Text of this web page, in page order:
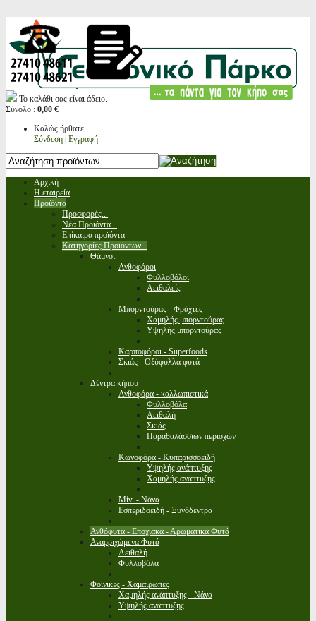
Το καλάθι σας είναι άδειο.
Σύνολο : 0,00 €
Καλώς ήρθατε
Σύνδεση | Εγγραφή
Αρχική
Η εταιρεία
Προϊόντα
Προσφορές...
Νέα Προϊόντα...
Επίκαιρα προϊόντα
Κατηγορίες Προϊόντων...
Θάμνοι
Ανθοφόροι
Φυλλοβόλοι
Αειθαλείς
Μπορντούρας - Φράχτες
Χαμηλής μπορντούρας
Υψηλής μπορντούρας
Καρποφόροι - Superfoods
Σκιάς - Οξύφυλλα φυτά
Δέντρα κήπου
Ανθοφόρα - καλλωπιστικά
Φυλλοβόλα
Αειθαλή
Σκιάς
Παραθαλάσσιων περιοχών
Κωνοφόρα - Κυπαρισσοειδή
Υψηλής ανάπτυξης
Χαμηλής ανάπτυξης
Μίνι - Νάνα
Εσπεριδοειδή - Ξυνόδεντρα
Ανθόφυτα - Εποχιακά - Αρωματικά Φυτά
Αναρριχώμενα Φυτά
Αειθαλή
Φυλλοβόλα
Φοίνικες - Χαμαίρωπες
Χαμηλής ανάπτυξης - Νάνα
Υψηλής ανάπτυξης